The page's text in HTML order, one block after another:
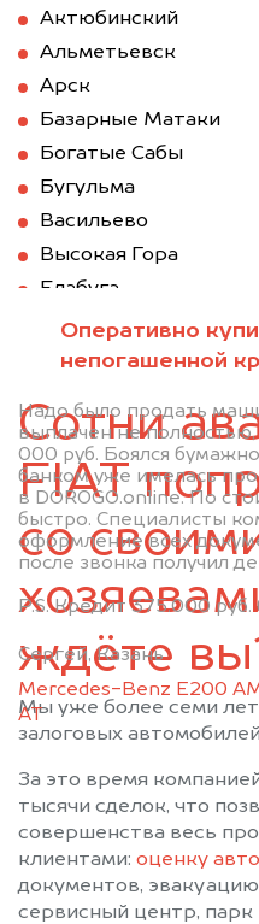
Оперативно
непогашенной
Надо было продать
выплачен не
000 руб. Боялся
банком уже имелась
в DOROGO.online. По
быстро. Специалисты
оформление всех
после звонка получил
P.S. Кредит 375.000
Сергей, Казань
Mercedes-Benz E200
АТ
Актюбинский
Альметьевск
Арск
Базарные Матаки
Богатые Сабы
Бугульма
Васильево
Высокая Гора
Елабуга
Зеленодольск
Камское Устье
Кукмор
Лениногорск
Менделеевск
Муслюмово
Нижнекамск
Нурлат
Старое Дрожжаное
Черемшан
Сотни
FIAT
со
ждёте
Мы уже более семи лет
залоговых
За это время
тысячи сделок, что
совершенства весь
клиентами: оценку авто
документов,
сервисный центр, парк